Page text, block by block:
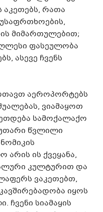
რათა
მიმართულებით;
ფასეულობა
ასევე ჩვენს
აეროპორტებს
ვიამაყოთ
სამოქალაქო
წვლილი
არის ის ქვეყანა,
კულტურით და
ვაკეთებთ,
იყოს
ჩვენი სიამაყის